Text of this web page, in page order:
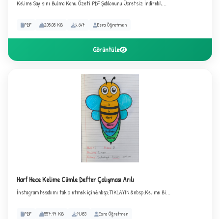
Kelime Sayısını Bulma Konu Özeti PDF Şablonunu Ücretsiz İndirebil...
PDF 205.08 KB 4,647 Esra Öğretmen
Görüntüle
Harf Hece Kelime Cümle Defter Çalışması Arılı
İnstagram hesabımı takip etmek için&nbsp;TIKLAYIN.&nbsp;Kelime Bi...
PDF 557.17 KB 11,453 Esra Öğretmen